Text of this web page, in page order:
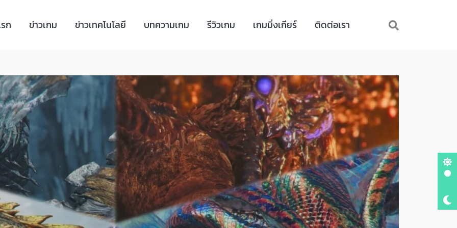
ก ข่าวเกม ข่าวเทคโนโลยี บทความเกม รีวิวเกม เกมมิ่งเกียร์ ติดต่อเรา